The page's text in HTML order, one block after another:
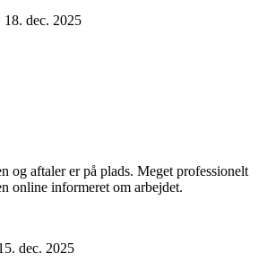
18. dec. 2025
og aftaler er på plads. Meget professionelt
online informeret om arbejdet.
dec. 2025